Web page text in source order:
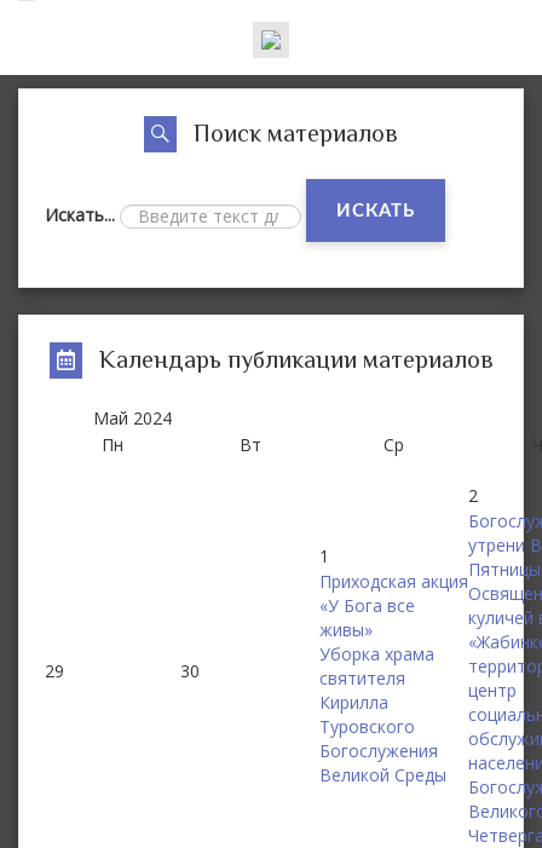
Поиск материалов
Искать... ИСКАТЬ
Календарь публикации материалов
Май 2024
Пн
Вт Ср
29 30
1
Приходская акция
«У Бога все
живы»
Уборка храма
святителя
Кирилла
Туровского
Богослужения
Великой Среды
2
утрени
Пятницы
куличей
центр